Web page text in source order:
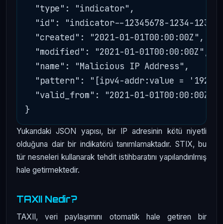
  "type": "indicator",
"id": "indicator--12345678-1234-
  "created": "2021-01-01T00:00:00Z",
  "modified": "2021-01-01T00:00:00Z",
  "name": "Malicious IP Address",
"pattern": "[ipv4-addr:value =
  "valid_from": "2021-01-01T00:00:00Z"
Yukarıdaki JSON yapısı, bir IP adresinin kötü niyetli
olduğuna dair bir indikatörü tanımlamaktadır. STIX, bu
tür nesneleri kullanarak tehdit istihbaratını yapılandırılmış
hale getirmektedir.
TAXII Nedir?
TAXII, veri paylaşımını otomatik hale getiren bir